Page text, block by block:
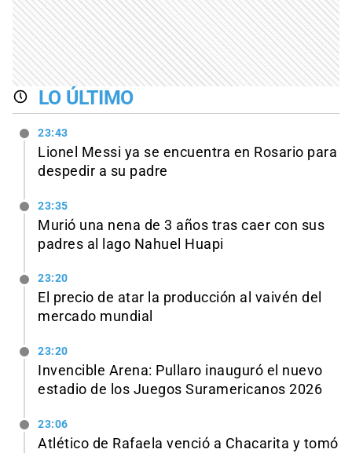
LO ÚLTIMO
23:43
Lionel Messi ya se encuentra en Rosario para
despedir a su padre
23:35
Murió una nena de 3 años tras caer con sus
padres al lago Nahuel Huapi
23:20
El precio de atar la producción al vaivén del
mercado mundial
23:20
Invencible Arena: Pullaro inauguró el nuevo
estadio de los Juegos Suramericanos 2026
23:06
Atlético de Rafaela venció a Chacarita y tomó